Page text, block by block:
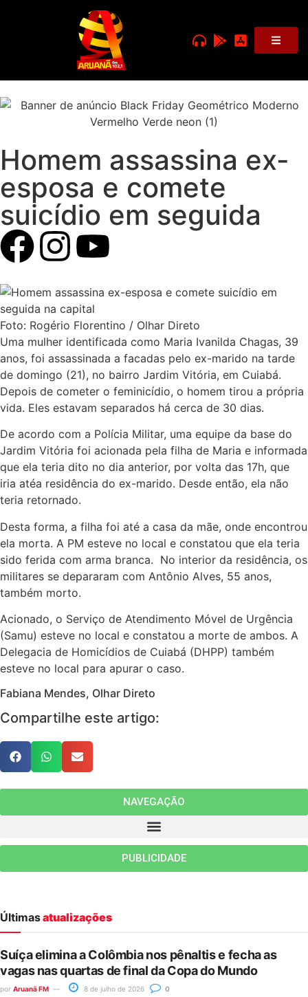
Homem assassina ex-
esposa e comete
suicídio em seguida
Foto: Rogério Florentino / Olhar Direto
Uma mulher identificada como Maria Ivanilda Chagas, 39
anos, foi assassinada a facadas pelo ex-marido na tarde
de domingo (21), no bairro Jardim Vitória, em Cuiabá.
Depois de cometer o feminicídio, o homem tirou a própria
vida. Eles estavam separados há cerca de 30 dias.
De acordo com a Polícia Militar, uma equipe da base do
Jardim Vitória foi acionada pela filha de Maria e informada
que ela teria dito no dia anterior, por volta das 17h, que
iria atéa residência do ex-marido. Desde então, ela não
teria retornado.
Desta forma, a filha foi até a casa da mãe, onde encontrou
ela morta. A PM esteve no local e constatou que ela teria
sido ferida com arma branca. No interior da residência, os
militares se depararam com Antônio Alves, 55 anos,
também morto.
Acionado, o Serviço de Atendimento Móvel de Urgência
(Samu) esteve no local e constatou a morte de ambos. A
Delegacia de Homicídios de Cuiabá (DHPP) também
esteve no local para apurar o caso.
Fabiana Mendes, Olhar Direto
Compartilhe este artigo:
NAVEGAÇÃO
PUBLICIDADE
Últimasatualizações
Suíça elimina a Colômbia nos pênaltis e fecha as
vagas nas quartas de final da Copa do Mundo
por Aruanã FM 8 de julho de 2026 0